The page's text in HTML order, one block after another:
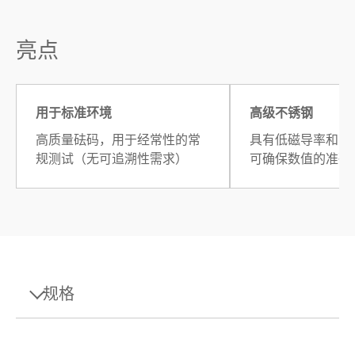
亮点
用于标准环境
高质量砝码，用于经常性的常
规测试（无可追溯性需求）
高级不锈钢
具有低磁导率和高
可确保数值的准确
规格